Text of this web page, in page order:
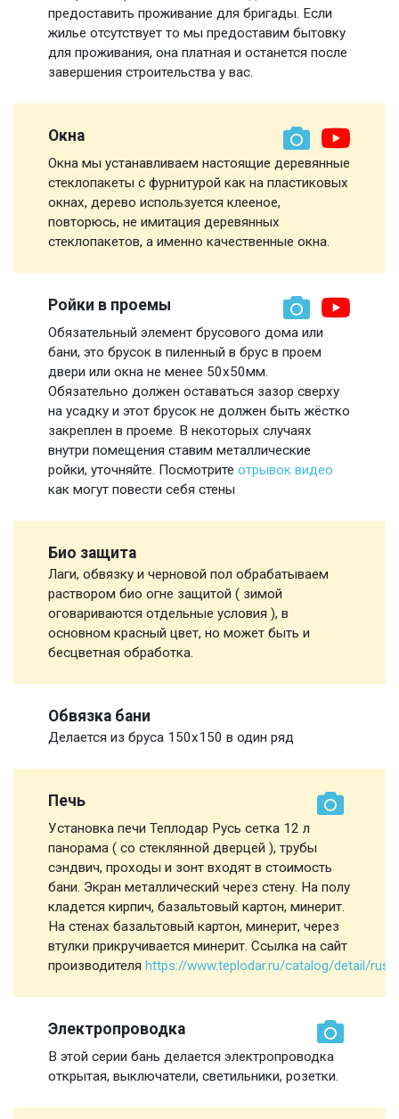
предоставить проживание для бригады. Если
жилье отсутствует то мы предоставим бытовку
для проживания, она платная и останется после
завершения строительства у вас.
Окна
Окна мы устанавливаем настоящие деревянные
стеклопакеты с фурнитурой как на пластиковых
окнах, дерево используется клееное,
повторюсь, не имитация деревянных
стеклопакетов, а именно качественные окна.
Ройки в проемы
Обязательный элемент брусового дома или
бани, это брусок в пиленный в брус в проем
двери или окна не менее 50х50мм.
Обязательно должен оставаться зазор сверху
на усадку и этот брусок не должен быть жёстко
закреплен в проеме. В некоторых случаях
внутри помещения ставим металлические
ройки, уточняйте. Посмотрите отрывок видео
как могут повести себя стены
Био защита
Лаги, обвязку и черновой пол обрабатываем
раствором био огне защитой ( зимой
оговариваются отдельные условия ), в
основном красный цвет, но может быть и
бесцветная обработка.
Обвязка бани
Делается из бруса 150х150 в один ряд
Печь
Установка печи Теплодар Русь сетка 12 л
панорама ( со стеклянной дверцей ), трубы
сэндвич, проходы и зонт входят в стоимость
бани. Экран металлический через стену. На полу
кладется кирпич, базальтовый картон, минерит.
На стенах базальтовый картон, минерит, через
втулки прикручивается минерит. Ссылка на сайт
производителя https://www.teplodar.ru/catalog/detail/
Электропроводка
В этой серии бань делается электропроводка
открытая, выключатели, светильники, розетки.